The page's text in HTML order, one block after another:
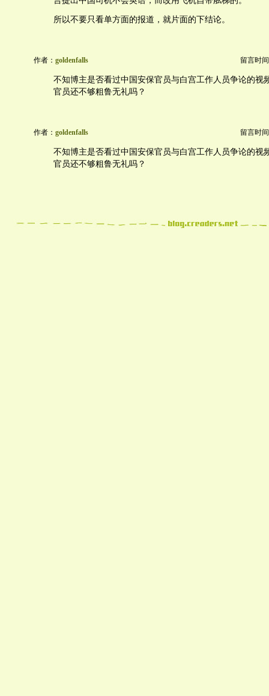
所以不要只看单方面的报道，就片面的下结论。
作者： goldenfalls 留言时
不知博主是否看过中国安保官员与白宫工作人员争论的视
官员还不够粗鲁无礼吗？
作者： goldenfalls 留言时
不知博主是否看过中国安保官员与白宫工作人员争论的视
官员还不够粗鲁无礼吗？